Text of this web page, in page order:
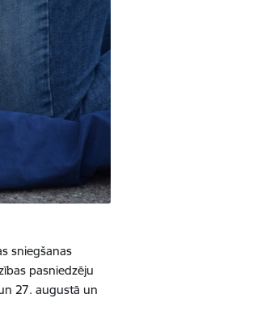
sniegšanas
pasniedzēju
27. augustā un